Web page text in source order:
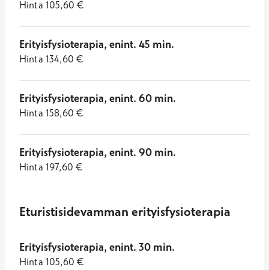
Hinta 105,60 €
Erityisfysioterapia, enint. 45 min.
Hinta 134,60 €
Erityisfysioterapia, enint. 60 min.
Hinta 158,60 €
Erityisfysioterapia, enint. 90 min.
Hinta 197,60 €
Eturistisidevamman erityisfysioterapia
Erityisfysioterapia, enint. 30 min.
Hinta 105,60 €